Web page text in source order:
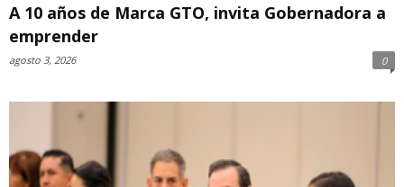
A 10 años de Marca GTO, invita Gobernadora a
emprender
agosto 3, 2026 0